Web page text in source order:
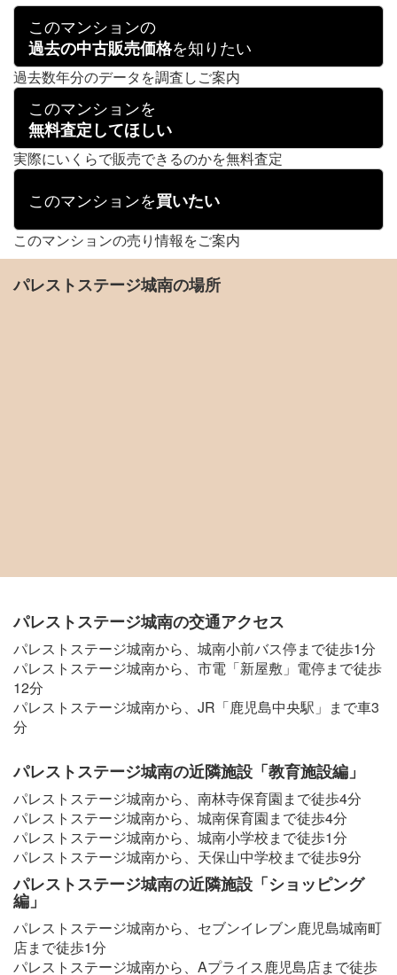
このマンションの
過去の中古販売価格を知りたい
過去数年分のデータを調査しご案内
このマンションを
無料査定してほしい
実際にいくらで販売できるのかを無料査定
このマンションを買いたい
このマンションの売り情報をご案内
パレストステージ城南の場所
パレストステージ城南の交通アクセス
パレストステージ城南から、城南小前バス停まで徒歩1分
パレストステージ城南から、市電「新屋敷」電停まで徒歩
12分
パレストステージ城南から、JR「鹿児島中央駅」まで車3
分
パレストステージ城南の近隣施設「教育施設編」
パレストステージ城南から、南林寺保育園まで徒歩4分
パレストステージ城南から、城南保育園まで徒歩4分
パレストステージ城南から、城南小学校まで徒歩1分
パレストステージ城南から、天保山中学校まで徒歩9分
パレストステージ城南の近隣施設「ショッピング
編」
パレストステージ城南から、セブンイレブン鹿児島城南町
店まで徒歩1分
パレストステージ城南から、Aプライス鹿児島店まで徒歩